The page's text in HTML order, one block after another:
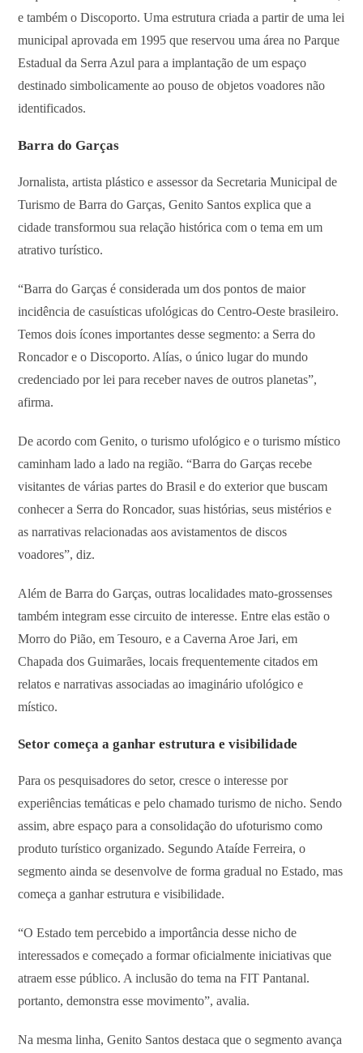
e também o Discoporto. Uma estrutura criada a partir de uma lei
municipal aprovada em 1995 que reservou uma área no Parque
Estadual da Serra Azul para a implantação de um espaço
destinado simbolicamente ao pouso de objetos voadores não
identificados.
Barra do Garças
Jornalista, artista plástico e assessor da Secretaria Municipal de
Turismo de Barra do Garças, Genito Santos explica que a
cidade transformou sua relação histórica com o tema em um
atrativo turístico.
“Barra do Garças é considerada um dos pontos de maior
incidência de casuísticas ufológicas do Centro-Oeste brasileiro.
Temos dois ícones importantes desse segmento: a Serra do
Roncador e o Discoporto. Alías, o único lugar do mundo
credenciado por lei para receber naves de outros planetas”,
afirma.
De acordo com Genito, o turismo ufológico e o turismo místico
caminham lado a lado na região. “Barra do Garças recebe
visitantes de várias partes do Brasil e do exterior que buscam
conhecer a Serra do Roncador, suas histórias, seus mistérios e
as narrativas relacionadas aos avistamentos de discos
voadores”, diz.
Além de Barra do Garças, outras localidades mato-grossenses
também integram esse circuito de interesse. Entre elas estão o
Morro do Pião, em Tesouro, e a Caverna Aroe Jari, em
Chapada dos Guimarães, locais frequentemente citados em
relatos e narrativas associadas ao imaginário ufológico e
místico.
Setor começa a ganhar estrutura e visibilidade
Para os pesquisadores do setor, cresce o interesse por
experiências temáticas e pelo chamado turismo de nicho. Sendo
assim, abre espaço para a consolidação do ufoturismo como
produto turístico organizado. Segundo Ataíde Ferreira, o
segmento ainda se desenvolve de forma gradual no Estado, mas
começa a ganhar estrutura e visibilidade.
“O Estado tem percebido a importância desse nicho de
interessados e começado a formar oficialmente iniciativas que
atraem esse público. A inclusão do tema na FIT Pantanal.
portanto, demonstra esse movimento”, avalia.
Na mesma linha, Genito Santos destaca que o segmento avança